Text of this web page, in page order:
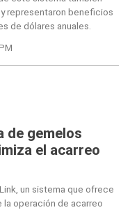
representaron beneficios
de dólares anuales.
de gemelos
el acarreo
un sistema que ofrece
la operación de acarreo